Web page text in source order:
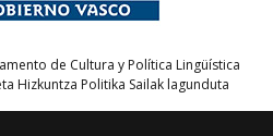
de Cultura y Política Lingüística
Hizkuntza Politika Sailak lagunduta